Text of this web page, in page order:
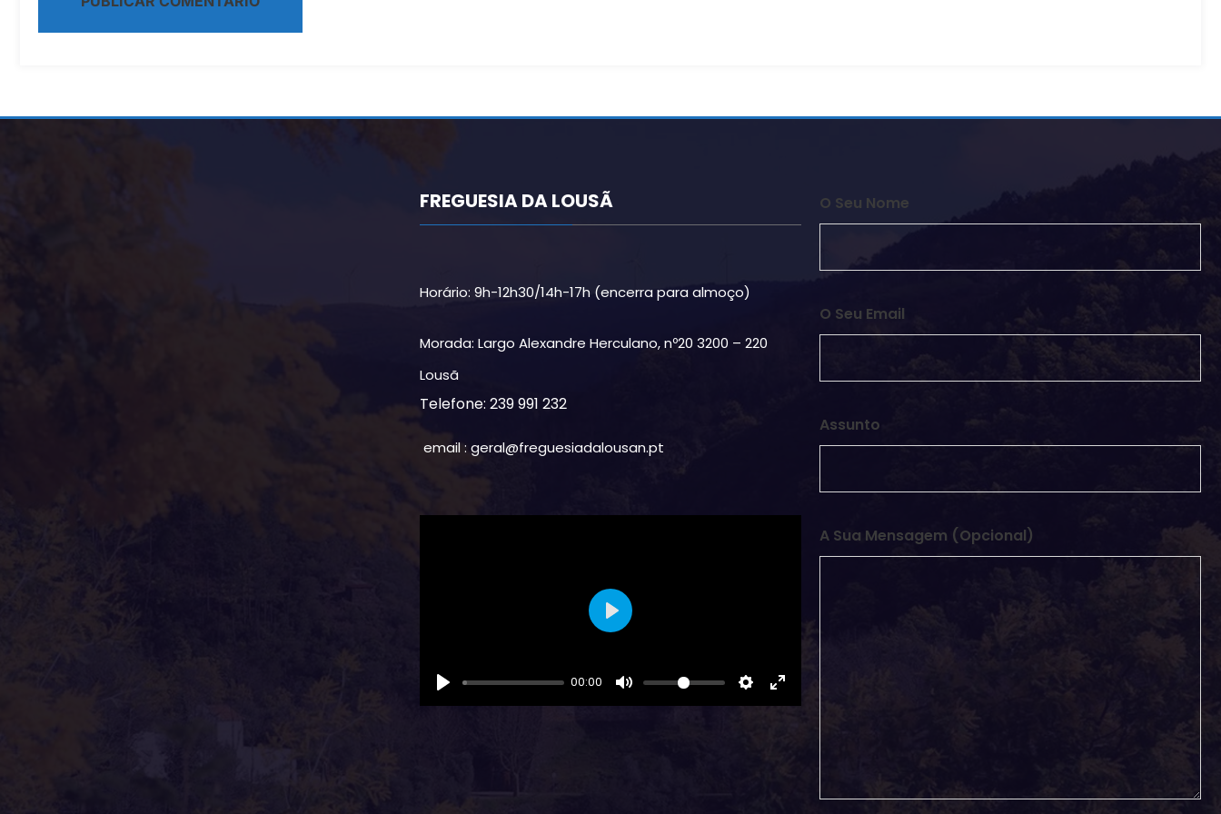
FREGUESIA DA LOUSÃ
Horário: 9h-12h30/14h-17h (encerra para almoço)
Morada: Largo Alexandre Herculano, nº20 3200 – 220
Lousã
Telefone: 239 991 232
email : geral@freguesiadalousan.pt
00:00
Play
O Seu Nome
O Seu Email
Assunto
A Sua Mensagem (opcional)